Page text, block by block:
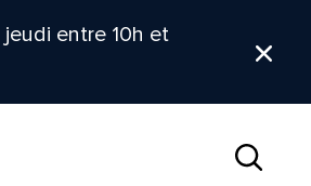
entre 10h et